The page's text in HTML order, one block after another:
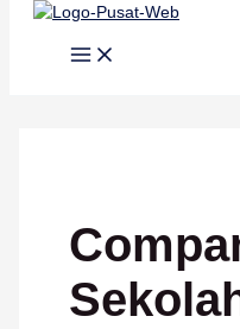
Lewati ke konten